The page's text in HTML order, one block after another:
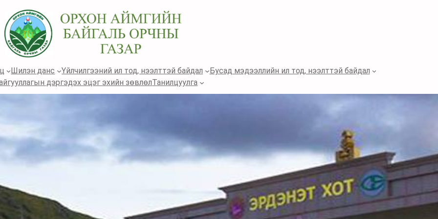
Шилэн данс Үйлчилгээний ил тод, нээлттэй байдал
Бусад мэдээллийн ил тод, нээлттэй байдал
дэргэдэх эцэг эхийн зөвлөлТанилцуулга